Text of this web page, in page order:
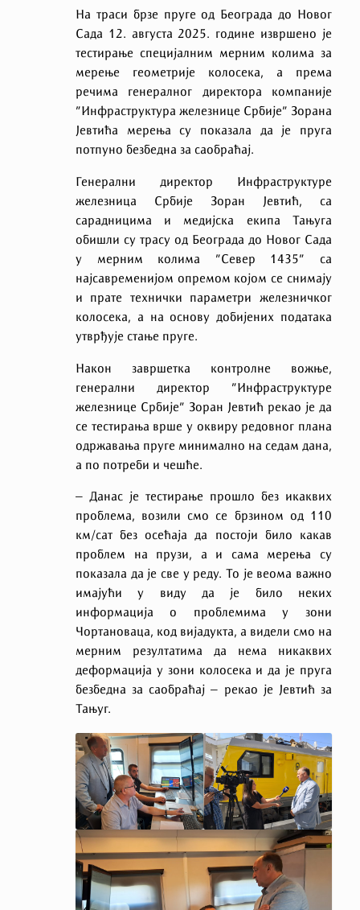
На траси брзе пруге од Београда до Новог
Сада 12. августа 2025. године извршено је
тестирање специјалним мерним колима за
мерење геометрије колосека, а према
речима генералног директора компаније
”Инфраструктура железнице Србије” Зорана
Јевтића мерења су показала да је пруга
потпуно безбедна за саобраћај.
Генерални директор Инфраструктуре
железница Србије Зоран Јевтић, са
сарадницима и медијска екипа Тањуга
обишли су трасу од Београда до Новог Сада
у мерним колима ”Север 1435” са
најсавременијом опремом којом се снимају
и прате технички параметри железничког
колосека, а на основу добијених података
утврђује стање пруге.
Након завршетка контролне вожње,
генерални директор ”Инфраструктуре
железнице Србије” Зоран Јевтић рекао је да
се тестирања врше у оквиру редовног плана
одржавања пруге минимално на седам дана,
а по потреби и чешће.
– Данас је тестирање прошло без икаквих
проблема, возили смо се брзином од 110
км/сат без осећаја да постоји било какав
проблем на прузи, а и сама мерења су
показала да је све у реду. То је веома важно
имајући у виду да је било неких
информација о проблемима у зони
Чортановаца, код вијадукта, а видели смо на
мерним резултатима да нема никаквих
деформација у зони колосека и да је пруга
безбедна за саобраћај – рекао је Јевтић за
Тањуг.